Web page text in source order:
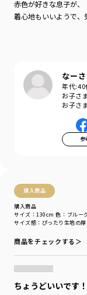
赤色が好きな息子が
着心地もいいようで、
なーさ
年代:40
お子さ
お子さ
参
購入商品
購入商品
サイズ感 ：ぴったり 生地の厚
サイズ：130cm 色：ブルー
商品をチェックする＞
ちょうどいいです！